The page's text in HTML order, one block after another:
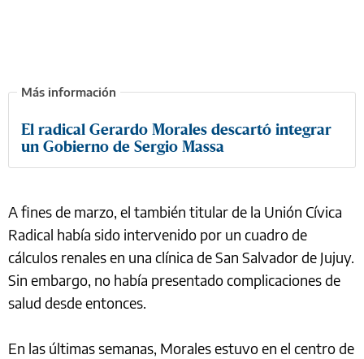
El radical Gerardo Morales descartó integrar
un Gobierno de Sergio Massa
A fines de marzo, el también titular de la Unión Cívica
Radical había sido intervenido por un cuadro de
cálculos renales en una clínica de San Salvador de Jujuy.
Sin embargo, no había presentado complicaciones de
salud desde entonces.
En las últimas semanas, Morales estuvo en el centro de